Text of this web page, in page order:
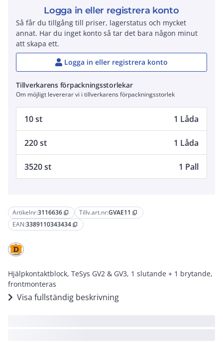
Artikelnr:3116636 content_copy Tillv.art.nr:GVAE11 content_copy
EAN:3389110343434 content_copy
Hjälpkontaktblock, TeSys GV2 & GV3, 1 slutande + 1 brytande,
frontmonteras
Visa fullständig beskrivning
Logga in eller registrera konto
Så får du tillgång till priser, lagerstatus och mycket
annat. Har du inget konto så tar det bara någon minut
att skapa ett.
Logga in eller registrera konto
Tillverkarens förpackningsstorlekar
Om möjligt levererar vi i tillverkarens förpackningsstorlek
10 st 1 Låda
220 st 1 Låda
3520 st 1 Pall